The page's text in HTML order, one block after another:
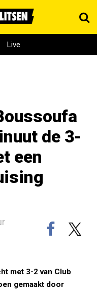
Live
de 3-
een
met 3-2 van Club
gemaakt door